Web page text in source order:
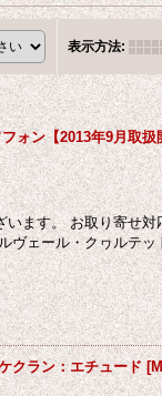
表示方法:
ォン【2013年9月取扱
ます。 お取り寄せ
ェール・クヮルテッ
クラン：エチュード[